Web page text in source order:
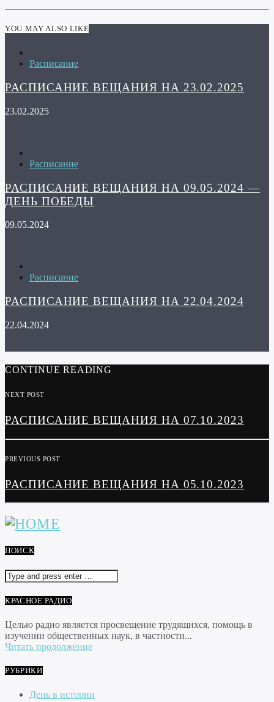
YOU MAY ALSO LIKE
Расписание
РАСПИСАНИЕ ВЕЩАНИЯ НА 23.02.2025
23.02.2025
Расписание
РАСПИСАНИЕ ВЕЩАНИЯ НА 09.05.2024 —
ДЕНЬ ПОБЕДЫ
09.05.2024
Расписание
РАСПИСАНИЕ ВЕЩАНИЯ НА 22.04.2024
22.04.2024
CONTINUE READING
NEXT POST
РАСПИСАНИЕ ВЕЩАНИЯ НА 07.10.2023
PREVIOUS POST
РАСПИСАНИЕ ВЕЩАНИЯ НА 05.10.2023
ПОИСК
КРАСНОЕ РАДИО
Целью радио является просвещение трудящихся, помощь в
изучении общественных наук, в частности...
Читать продолжение
РУБРИКИ
День в истории